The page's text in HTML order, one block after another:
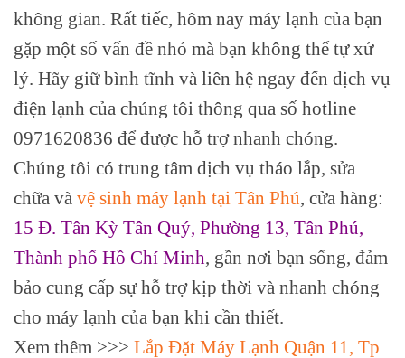
không gian. Rất tiếc, hôm nay máy lạnh của bạn
gặp một số vấn đề nhỏ mà bạn không thể tự xử
lý. Hãy giữ bình tĩnh và liên hệ ngay đến dịch vụ
điện lạnh của chúng tôi thông qua số hotline
0971620836 để được hỗ trợ nhanh chóng.
Chúng tôi có trung tâm dịch vụ tháo lắp, sửa
chữa và vệ sinh máy lạnh tại Tân Phú, cửa hàng:
15 Đ. Tân Kỳ Tân Quý, Phường 13, Tân Phú,
Thành phố Hồ Chí Minh, gần nơi bạn sống, đảm
bảo cung cấp sự hỗ trợ kịp thời và nhanh chóng
cho máy lạnh của bạn khi cần thiết.
Xem thêm >>> Lắp Đặt Máy Lạnh Quận 11, Tp